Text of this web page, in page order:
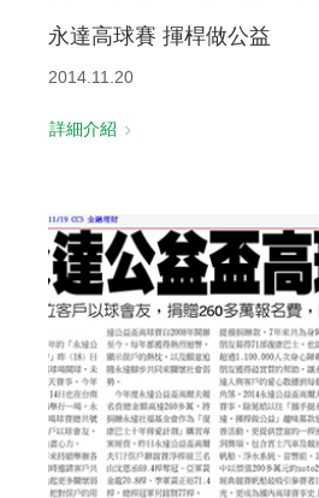
永達高球賽 揮桿做公益
2014.11.20
詳細介紹